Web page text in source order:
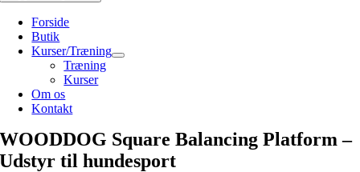
Forside
Butik
Kurser/Træning
Træning
Kurser
Om os
Kontakt
WOODDOG Square Balancing Platform –
Udstyr til hundesport